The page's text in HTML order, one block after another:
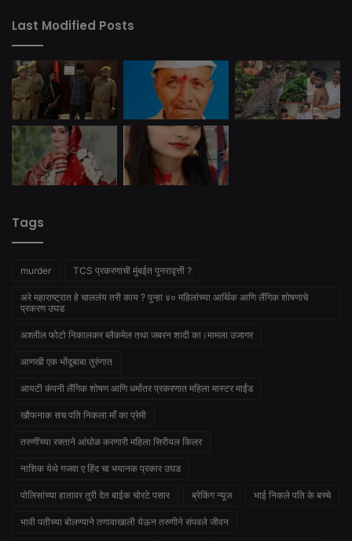
Last Modified Posts
Tags
murder TCS प्रकरणाची मुंबईत पुनरावृत्ती ?
अरे महाराष्ट्रात हे चाललंय तरी काय ? पुन्हा ४० महिलांच्या आर्थिक आणि लैंगिक शोषणाचे
प्रकरण उघड
अश्लील फोटो निकालकर ब्लैकमेल तथा जबरन शादी का।मामला उजागर
आणखी एक भोंदूबाबा तुरुंगात
आयटी कंपनी लैंगिक शोषण आणि धर्मांतर प्रकरणात महिला मास्टर माईंड
खौफनाक सच पति निकला माँ का प्रेमी
तरुणींच्या रक्ताने आंघोळ करणारी महिला सिरीयल किलर
नाशिक येथे गजवा ए हिंद चा भयानक प्रकार उघड
पोलिसांच्या हातावर तुरी देत बाईक चोरटे पसार ब्रेकिंग न्यूज भाई निकले पति के बच्चे
भावी पतीच्या बोलण्याने तणावाखाली येऊन तरुणीने संपवले जीवन